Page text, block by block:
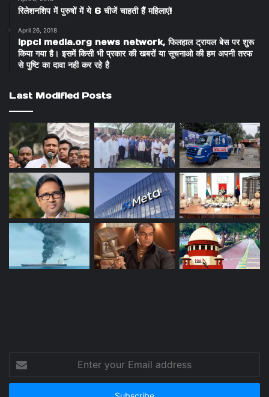
रिलेशनशिप में पुरुषों में ये 6 चीजें चाहती हैं महिलाएं!
April 26, 2018
ippci media.org news network, फिलहाल ट्रायल बेस पर शुरू
किया गया है। इसमें किसी भी प्रकार की खबरों या सूचनाओ की हम अपनी तरफ
से पुष्टि का दावा नही कर रहे है
Last Modified Posts
your
Email